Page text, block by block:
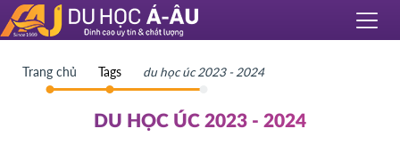
Trang chủ Tags du học úc 2023 - 2024
DU HỌC ÚC 2023 - 2024